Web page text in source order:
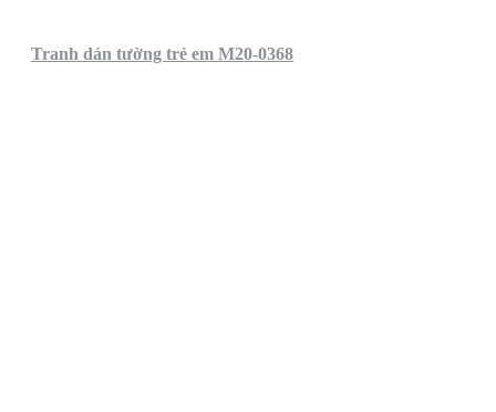
Tranh dán tường trẻ em M20-0368